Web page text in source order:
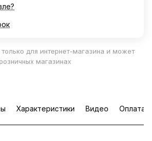
для интернет-магазина и может
магазинах
Характеристики Видео Оплата